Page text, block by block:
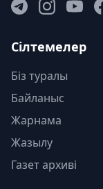
Сілтемелер
Біз туралы
Байланыс
Жарнама
Жазылу
Газет архиві